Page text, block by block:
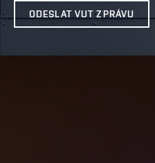
ODESLAT VUT ZPRÁVU